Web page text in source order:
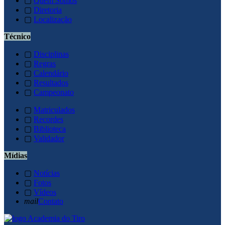
▢ Diretoria
▢ Localização
Técnico
▢ Disciplinas
▢ Regras
▢ Calendário
▢ Resultados
▢ Campeonato
▢ Matriculados
▢ Recordes
▢ Biblioteca
▢ Validador
Mídias
▢ Notícias
▢ Fotos
▢ Vídeos
mailContato